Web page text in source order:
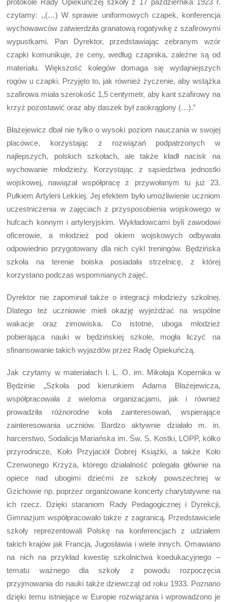
czytamy: ,,(…) W sprawie uniformowych czapek, konferencja
wychowawców zatwierdziła granatową rogatywkę z szafirowymi
wypustkami. Pan Dyrektor, przedstawiając zebranym wzór
czapki komunikuje, że ceny, według czapnika, zależne są od
materiału. Większość kolegów domaga się wydajniejszych
rogów u czapki. Przyjęto to, jak również życzenie, aby wstążka
szafirowa miała szerokość 1,5 centymetr, aby kant szafirowy na
krzyż pozostawić oraz aby daszek był zaokrąglony (…).”
Błażejewicz dbał nie tylko o wysoki poziom nauczania w swojej
placówce, korzystając z rozwiązań podpatrzonych w
najlepszych, polskich szkołach, ale także kładł nacisk na
wychowanie młodzieży. Korzystając z sąsiedztwa jednostki
wojskowej, nawiązał współpracę z przywołanym tu już 23.
Pułkiem Artylerii Lekkiej. Jej efektem było umożliwienie uczniom
uczestniczenia w zajęciach z przysposobienia wojskowego w
hufcach konnym i artyleryjskim. Wykładowcami byli zawodowi
oficerowie, a młodzież pod okiem wojskowych odbywała
odpowiednio przygotowany dla nich cykl treningów. Będzińska
szkoła na terenie boiska posiadała strzelnicę, z której
korzystano podczas wspomnianych zajęć.
Dyrektor nie zapominał także o integracji młodzieży szkolnej.
Dlatego też uczniowie mieli okazję wyjeżdżać na wspólne
wakacje oraz zimowiska. Co istotne, uboga młodzież
pobierająca nauki w będzińskiej szkole, mogła liczyć na
sfinansowanie takich wyjazdów przez Radę Opiekuńczą.
Jak czytamy w materiałach I. L. O. im. Mikołaja Kopernika w
Będzinie „Szkoła pod kierunkiem Adama Błażejewicza,
współpracowała z wieloma organizacjami, jak i również
prowadziła różnorodne koła zainteresowań, wspierające
zainteresowania uczniów. Bardzo aktywnie działało m. in.
harcerstwo, Sodalicja Mariańska im. Św. S. Kostki, LOPP, kółko
przyrodnicze, Koło Przyjaciół Dobrej Książki, a także Koło
Czerwonego Krzyża, którego działalność polegała głównie na
opiece nad ubogimi dziećmi ze szkoły powszechnej w
Gzichowie np. poprzez organizowane koncerty charytatywne na
ich rzecz. Dzięki staraniom Rady Pedagogicznej i Dyrekcji,
Gimnazjum współpracowało także z zagranicą. Przedstawiciele
szkoły reprezentowali Polskę na konferencjach z udziałem
takich krajów jak Francja, Jugosławia i wiele innych. Omawiano
na nich na przykład kwestię szkolnictwa koedukacyjnego –
tematu ważnego dla szkoły z powodu rozpoczęcia
przyjmowania do nauki także dziewcząt od roku 1933. Poznano
dzięki temu istniejące w Europie rozwiązania i wprowadzono je